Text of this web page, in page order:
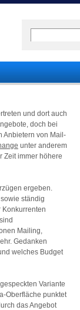
und dort auch
doch bei
Anbietern von Mail-
unter anderem
Zeit immer höhere
ergeben.
ständig
Mailing,
Gedanken
welches Budget
Variante
Oberfläche punktet
das Angebot